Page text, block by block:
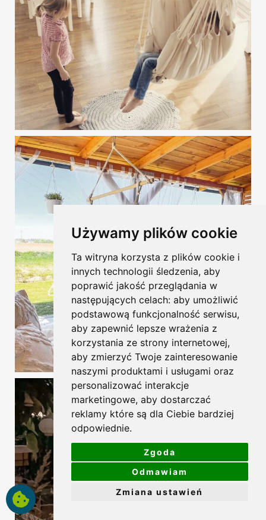
Używamy plików cookie
Ta witryna korzysta z plików cookie i
innych technologii śledzenia, aby
poprawić jakość przeglądania w
następujących celach: aby umożliwić
podstawową funkcjonalność serwisu,
aby zapewnić lepsze wrażenia z
korzystania ze strony internetowej,
aby zmierzyć Twoje zainteresowanie
naszymi produktami i usługami oraz
personalizować interakcje
marketingowe, aby dostarczać
reklamy które są dla Ciebie bardziej
odpowiednie.
Zgoda
Odmawiam
Zmiana ustawień